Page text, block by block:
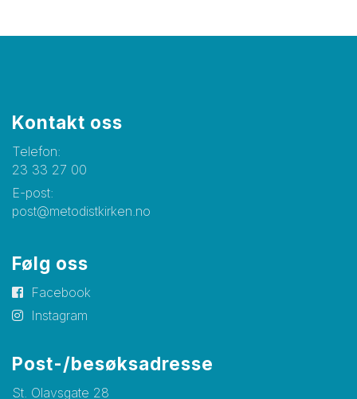
Kontakt oss
Telefon:
23 33 27 00
E-post:
post@metodistkirken.no
Følg oss
Facebook
Instagram
Post-/besøksadresse
St. Olavsgate 28